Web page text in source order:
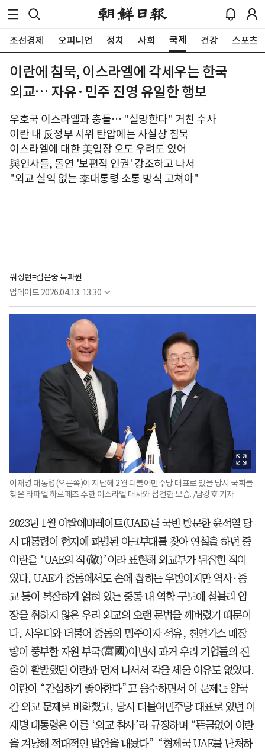
조선경제 오피니언 정치 사회 국제 건강 스포츠
이란에 침묵, 이스라엘에 각세우는 한국
외교… 자유·민주 진영 유일한 행보
우호국 이스라엘과 충돌… "실망한다" 거친 수사
이란 내 反정부 시위 탄압에는 사실상 침묵
이스라엘에 대한 美입장 오도 우려도 있어
與인사들, 돌연 '보편적 인권' 강조하고 나서
"외교 실익 없는 李대통령 소통 방식 고쳐야"
워싱턴=김은중 특파원
업데이트 2026.04.13. 13:30
이재명 대통령(오른쪽)이 지난해 2월 더불어민주당 대표로 있을 당시 국회를
찾은 라파엘 하르페즈 주한 이스라엘 대사와 접견한 모습. /남강호 기자
2023년 1월 아랍에미레이트(UAE)를 국빈 방문한 윤석열 당
시 대통령이 현지에 파병된 아크부대를 찾아 연설을 하던 중
이란을 ‘UAE의 적(敵)’이라 표현해 외교부가 뒤집힌 적이
있다. UAE가 중동에서도 손에 꼽히는 우방이지만 역사·종
교 등이 복잡하게 얽혀 있는 중동 내 역학 구도에 섣불리 입
장을 취하지 않은 우리 외교의 오랜 문법을 깨버렸기 때문이
다. 사우디와 더불어 중동의 맹주이자 석유, 천연가스 매장
량이 풍부한 자원 부국(富國)이면서 과거 우리 기업들의 진
출이 활발했던 이란과 먼저 나서서 각을 세울 이유도 없었다.
이란이 “간섭하기 좋아한다”고 응수하면서 이 문제는 양국
간 외교 문제로 비화했고, 당시 더불어민주당 대표로 있던 이
재명 대통령은 이를 ‘외교 참사’라 규정하며 “뜬금없이 이란
을 겨냥해 적대적인 발언을 내놨다” “형제국 UAE를 난처하